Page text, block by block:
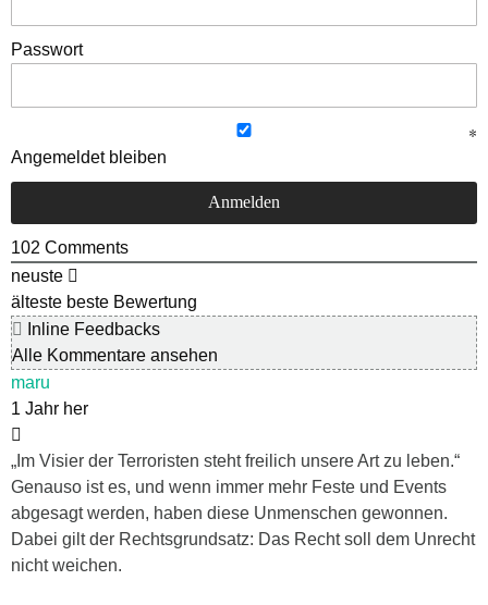
Passwort
Angemeldet bleiben
102 Comments
neuste
älteste beste Bewertung
Inline Feedbacks
Alle Kommentare ansehen
maru
1 Jahr her
„Im Visier der Terroristen steht freilich unsere Art zu leben.“
Genauso ist es, und wenn immer mehr Feste und Events
abgesagt werden, haben diese Unmenschen gewonnen.
Dabei gilt der Rechtsgrundsatz: Das Recht soll dem Unrecht
nicht weichen.